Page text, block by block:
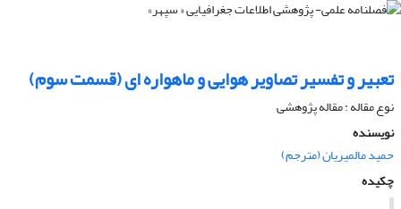
تعبیر و تفسیر تصاویر هوایی و ماهواره ای (قسمت سوم)
نوع مقاله : مقاله پژوهشی
نویسنده
حمید مالمیریان (مترجم)
چکیده